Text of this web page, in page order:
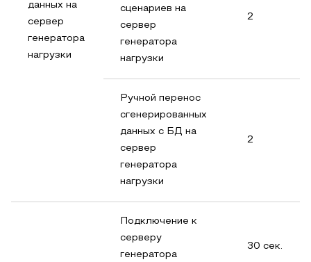
данных на
сервер
генератора
нагрузки
сценариев на
сервер
генератора
нагрузки
2
Ручной перенос
сгенерированных
данных с БД на
сервер
генератора
нагрузки
2
Подключение к
серверу
генератора
30 сек.